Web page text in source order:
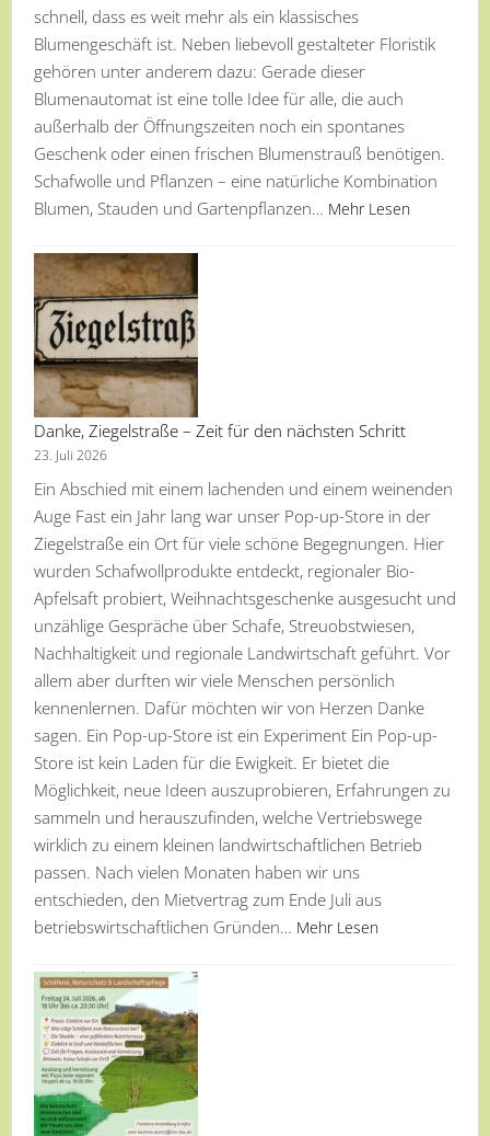
schnell, dass es weit mehr als ein klassisches
Blumengeschäft ist. Neben liebevoll gestalteter Floristik
gehören unter anderem dazu: Gerade dieser
Blumenautomat ist eine tolle Idee für alle, die auch
außerhalb der Öffnungszeiten noch ein spontanes
Geschenk oder einen frischen Blumenstrauß benötigen.
Schafwolle und Pflanzen – eine natürliche Kombination
Blumen, Stauden und Gartenpflanzen… Mehr Lesen
Danke, Ziegelstraße – Zeit für den nächsten Schritt
23. Juli 2026
Ein Abschied mit einem lachenden und einem weinenden
Auge Fast ein Jahr lang war unser Pop-up-Store in der
Ziegelstraße ein Ort für viele schöne Begegnungen. Hier
wurden Schafwollprodukte entdeckt, regionaler Bio-
Apfelsaft probiert, Weihnachtsgeschenke ausgesucht und
unzählige Gespräche über Schafe, Streuobstwiesen,
Nachhaltigkeit und regionale Landwirtschaft geführt. Vor
allem aber durften wir viele Menschen persönlich
kennenlernen. Dafür möchten wir von Herzen Danke
sagen. Ein Pop-up-Store ist ein Experiment Ein Pop-up-
Store ist kein Laden für die Ewigkeit. Er bietet die
Möglichkeit, neue Ideen auszuprobieren, Erfahrungen zu
sammeln und herauszufinden, welche Vertriebswege
wirklich zu einem kleinen landwirtschaftlichen Betrieb
passen. Nach vielen Monaten haben wir uns
entschieden, den Mietvertrag zum Ende Juli aus
betriebswirtschaftlichen Gründen… Mehr Lesen